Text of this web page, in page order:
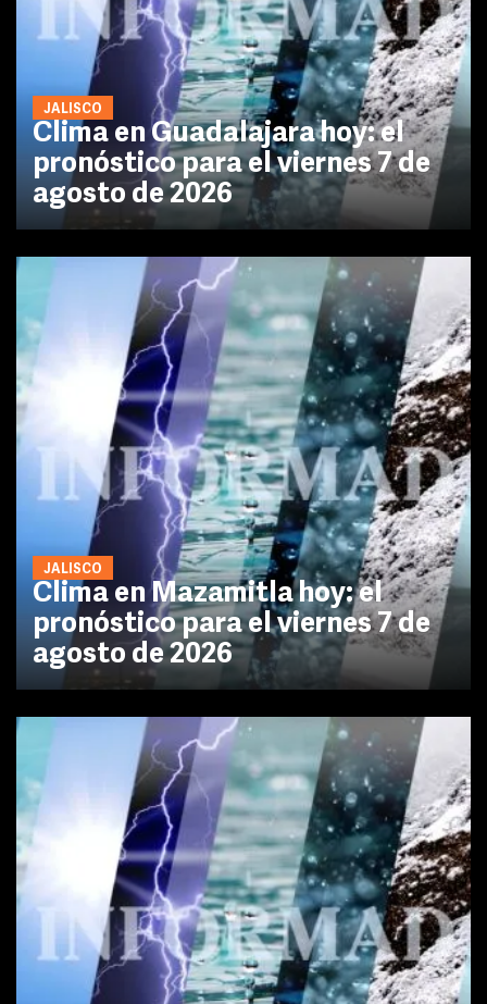
JALISCO
Clima en Guadalajara hoy: el
pronóstico para el viernes 7 de
agosto de 2026
JALISCO
Clima en Mazamitla hoy: el
pronóstico para el viernes 7 de
agosto de 2026